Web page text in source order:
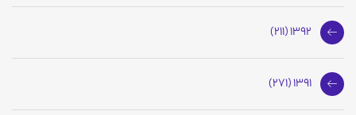
1392 (211)
1391 (271)